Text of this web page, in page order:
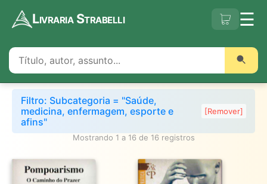
Livraria Strabelli ☰
Filtro: Subcategoria = "Saúde,
medicina, enfermagem, esporte e
afins"
[Remover]
Mostrando 1 a 16 de 16 registros